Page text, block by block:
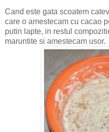
Cand este gata scoatem
care o amestecam cu cacao
putin lapte, in restul
maruntite si amestecam usor.